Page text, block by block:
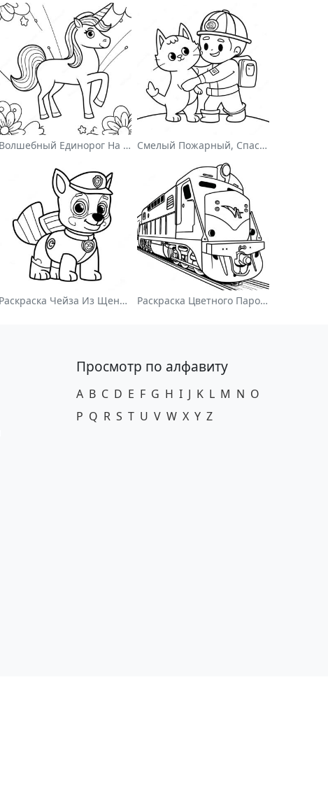
Волшебный Единорог На Раскраске С Радугой Смелый Пожарный, Спасающий Кота Раскраска
Раскраска Чейза Из Щенячьего Патруля Раскраска Цветного Паровоза
Просмотр по алфавиту
A B C D E F G H I J K L M N O
P Q R S T U V W X Y Z